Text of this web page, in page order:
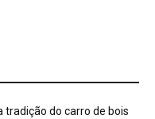
tradição do carro de bois